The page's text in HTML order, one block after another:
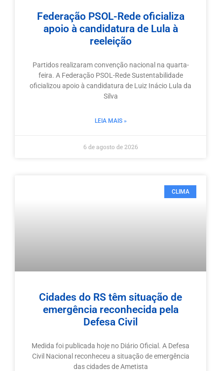
Federação PSOL-Rede oficializa
apoio à candidatura de Lula à
reeleição
Partidos realizaram convenção nacional na quarta-
feira. A Federação PSOL-Rede Sustentabilidade
oficializou apoio à candidatura de Luiz Inácio Lula da
Silva
LEIA MAIS »
6 de agosto de 2026
CLIMA
Cidades do RS têm situação de
emergência reconhecida pela
Defesa Civil
Medida foi publicada hoje no Diário Oficial. A Defesa
Civil Nacional reconheceu a situação de emergência
das cidades de Ametista